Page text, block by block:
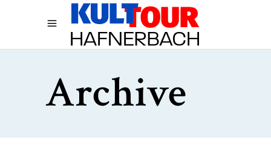
Archive